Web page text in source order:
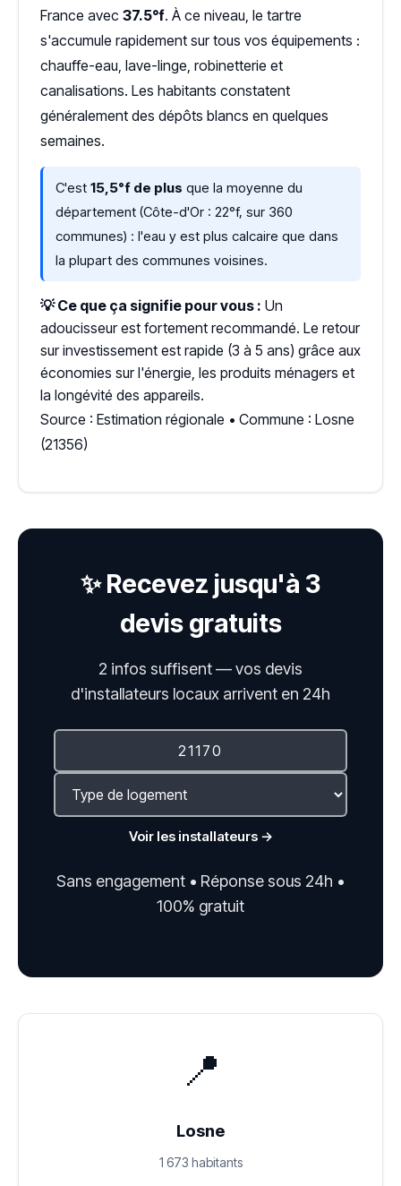
France avec 37.5°f. À ce niveau, le tartre
s'accumule rapidement sur tous vos équipements :
chauffe-eau, lave-linge, robinetterie et
canalisations. Les habitants constatent
généralement des dépôts blancs en quelques
semaines.
C'est 15,5°f de plus que la moyenne du
département (Côte-d'Or : 22°f, sur 360
communes) : l'eau y est plus calcaire que dans
la plupart des communes voisines.
💡 Ce que ça signifie pour vous : Un
adoucisseur est fortement recommandé. Le retour
sur investissement est rapide (3 à 5 ans) grâce aux
économies sur l'énergie, les produits ménagers et
la longévité des appareils.
Source : Estimation régionale • Commune : Losne
(21356)
✨ Recevez jusqu'à 3
devis gratuits
2 infos suffisent — vos devis
d'installateurs locaux arrivent en 24h
Voir les installateurs →
Sans engagement • Réponse sous 24h •
100% gratuit
📍
Losne
1 673 habitants